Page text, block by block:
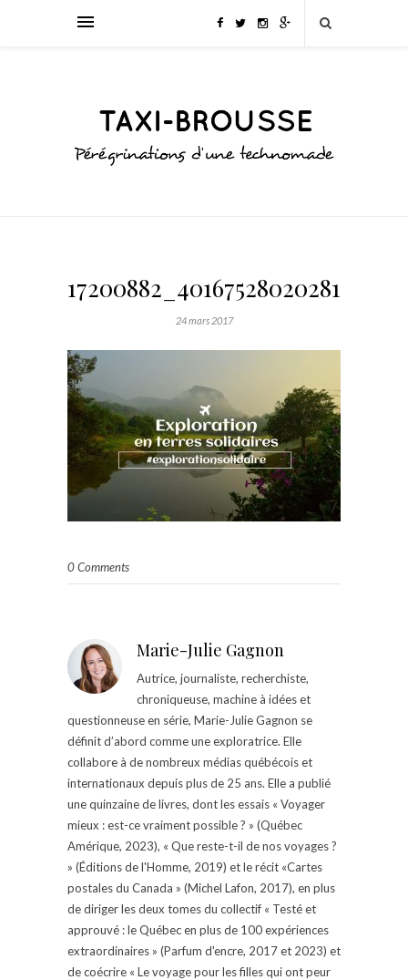
24 mars 2017
0 Comments
Marie-Julie Gagnon
Autrice, journaliste, recherchiste,
chroniqueuse, machine à idées et
questionneuse en série, Marie-Julie Gagnon se
définit d’abord comme une exploratrice. Elle
collabore à de nombreux médias québécois et
internationaux depuis plus de 25 ans. Elle a publié
une quinzaine de livres, dont les essais « Voyager
mieux : est-ce vraiment possible ? » (Québec
Amérique, 2023), « Que reste-t-il de nos voyages ?
» (Éditions de l'Homme, 2019) et le récit «Cartes
postales du Canada » (Michel Lafon, 2017), en plus
de diriger les deux tomes du collectif « Testé et
approuvé : le Québec en plus de 100 expériences
extraordinaires » (Parfum d'encre, 2017 et 2023) et
de coécrire « Le voyage pour les filles qui ont peur